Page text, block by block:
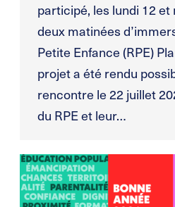
participé, les lundi 12 et
deux matinées
Petite Enfance (RPE)
projet a été rendu
rencontre le 22 juillet
du RPE et leur…